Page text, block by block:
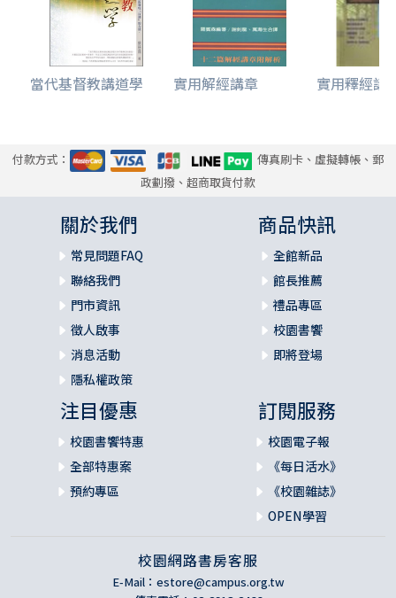
當代基督教講道學 實用解經講章 實用釋經講
付款方式：
傳真刷卡、虛擬轉帳、郵
政劃撥、超商取貨付款
關於我們
常見問題FAQ
聯絡我們
門市資訊
徵人啟事
消息活動
隱私權政策
商品快訊
全館新品
館長推薦
禮品專區
校園書饗
即將登場
注目優惠
校園書饗特惠
全部特惠案
預約專區
訂閱服務
校園電子報
《每日活水》
《校園雜誌》
OPEN學習
校園網路書房客服
E-Mail： estore@campus.org.tw